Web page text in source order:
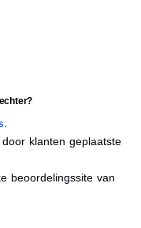
klanten geplaatste
beoordelingssite van